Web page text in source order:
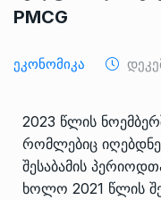
PMCG
Ეკონომიკა
2023 წლის
რომლებიც
შესაბამის
ხოლო 2021 წლის